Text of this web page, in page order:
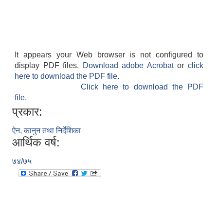
It appears your Web browser is not configured to
display PDF files.
Download adobe Acrobatorclick
here to download the PDF file.
Click here to download the PDF
file.
प्रकार:
ऐन, कानुन तथा निर्देशिका
आर्थिक वर्ष:
७४/७५